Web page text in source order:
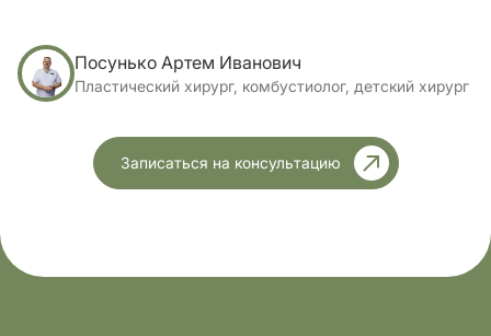
Посунько Артем Иванович
Пластический хирург, комбустиолог, детский хирург
Записаться на консультацию